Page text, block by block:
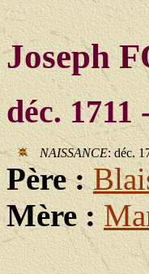
Joseph
déc. 1711
NAISSANCE: déc.
Père :
Mère :